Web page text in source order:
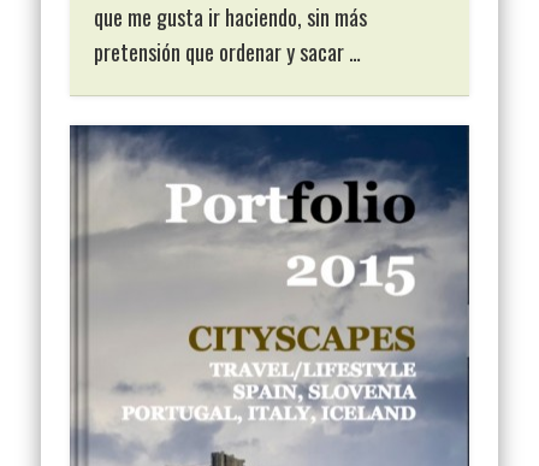
que me gusta ir haciendo, sin más
pretensión que ordenar y sacar …